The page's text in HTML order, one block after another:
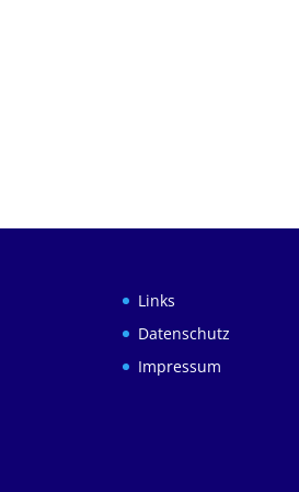
Links
Datenschutz
Impressum